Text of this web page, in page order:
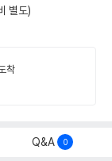
별도)
착
Q&A 0